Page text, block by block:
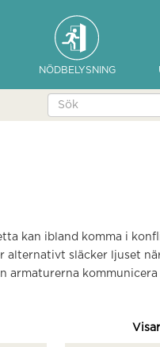
NÖDBELYSNING
kan ibland komma i
alternativt släcker ljuset
armaturerna
Visar